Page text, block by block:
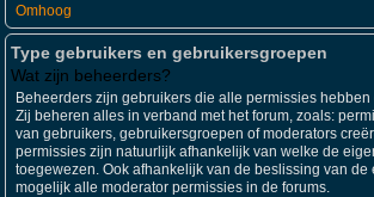
Omhoog
Type gebruikers en gebruikersgroepen
Wat zijn beheerders?
Beheerders zijn gebruikers die alle permissies
Zij beheren alles in verband met het forum, zoals:
van gebruikers, gebruikersgroepen of moderators
permissies zijn natuurlijk afhankelijk van welke de
toegewezen. Ook afhankelijk van de beslissing van de
mogelijk alle moderator permissies in de forums.